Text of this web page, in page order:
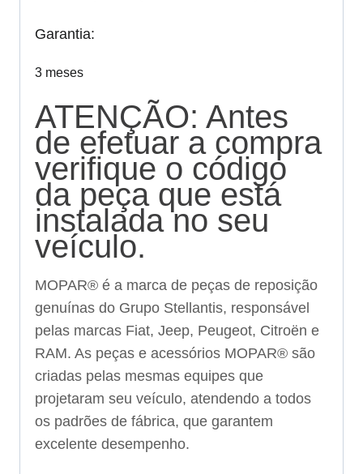
Garantia:
3 meses
ATENÇÃO: Antes
de efetuar a compra
verifique o código
da peça que está
instalada no seu
veículo.
MOPAR® é a marca de peças de reposição
genuínas do Grupo Stellantis, responsável
pelas marcas Fiat, Jeep, Peugeot, Citroën e
RAM. As peças e acessórios MOPAR® são
criadas pelas mesmas equipes que
projetaram seu veículo, atendendo a todos
os padrões de fábrica, que garantem
excelente desempenho.